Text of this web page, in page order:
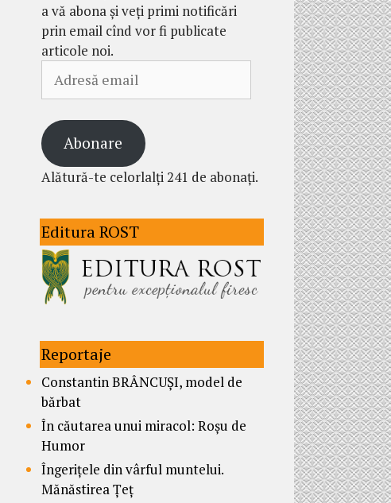
a vă abona și veți primi notificări
prin email cînd vor fi publicate
articole noi.
email
Abonare
Alătură-te celorlalți 241 de abonați.
Editura ROST
Reportaje
Constantin BRÂNCUȘI, model de
bărbat
În căutarea unui miracol: Roșu de
Humor
Îngerițele din vârful muntelui.
Mănăstirea Țeț